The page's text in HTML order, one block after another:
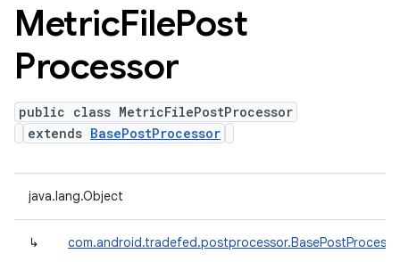
MetricFilePost
Processor
public class MetricFilePostProcessor
extends BasePostProcessor
java.lang.Object
↳